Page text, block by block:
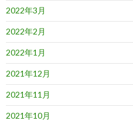
2022年3月
2022年2月
2022年1月
2021年12月
2021年11月
2021年10月